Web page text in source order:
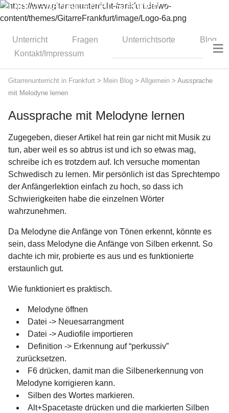
Dipl.-Gitarrenlehrer Stephan Zitzmann
Unterricht Fragen Unterrichtsorte
Blog
Kontakt/Impressum
≡
Gitarrenunterricht in Frankfurt > Mein Blog > Allgemein > Aussprache
mit Melodyne lernen
Aussprache mit Melodyne lernen
Zugegeben, dieser Artikel hat rein gar nicht mit Musik zu
tun, aber weil es so abtrus ist und ich so etwas mag,
schreibe ich es trotzdem auf. Ich versuche momentan
Schwedisch zu lernen. Mir persönlich ist das Sprechtempo
der Anfängerlektion einfach zu hoch, so dass ich
Schwierigkeiten habe die einzelnen Wörter
wahrzunehmen.
Da Melodyne die Anfänge von Tönen erkennt, könnte es
sein, dass Melodyne die Anfänge von Silben erkennt. So
dachte ich mir, probierte es aus und es funktionierte
erstaunlich gut.
Wie funktioniert es praktisch.
Melodyne öffnen
Datei -> Neuesarrangment
Datei -> Audiofile importieren
Definition -> Erkennung auf “perkussiv”
zurücksetzen.
F6 drücken, damit man die Silbenerkennung von
Melodyne korrigieren kann.
Silben des Wortes markieren.
Alt+Spacetaste drücken und die markierten Silben